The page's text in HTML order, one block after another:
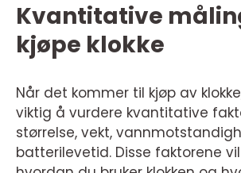
Kvantitative
kjøpe klokke
Når det kommer til kjøp av
viktig å vurdere kvantitative
størrelse, vekt,
batterilevetid. Disse faktorene